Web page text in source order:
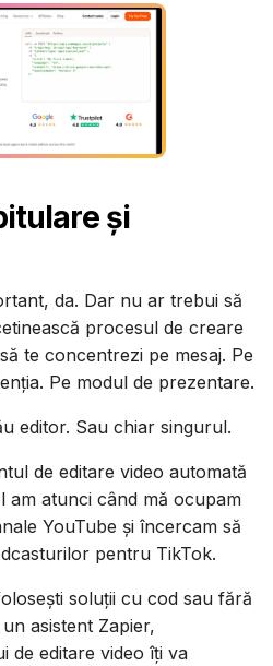
și
da. Dar nu ar trebui să
procesul de creare
te concentrezi pe mesaj. Pe
Pe modul de prezentare.
editor. Sau chiar singurul.
de editare video automată
am atunci când mă ocupam
YouTube și încercam să
pentru TikTok.
soluții cu cod sau fără
asistent Zapier,
de editare video îți va